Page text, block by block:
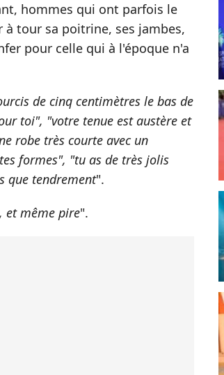
hommes qui ont parfois le
tour sa poitrine, ses jambes,
pour celle qui à l'époque n'a
de cinq centimètres le bas de
toi", "votre tenue est austère et
robe très courte avec un
formes", "tu as de très jolis
que tendrement".
et même pire".